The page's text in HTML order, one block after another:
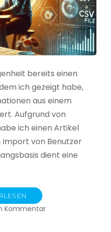
bereits einen
ich gezeigt habe,
aus einem
Aufgrund von
ich einen Artikel
von Benutzer
dient eine
Kommentarzu